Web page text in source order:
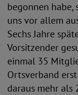
begonnen habe,
uns vor allem
Sechs Jahre
Vorsitzender
einmal 35
Ortsverband
daraus mehr als